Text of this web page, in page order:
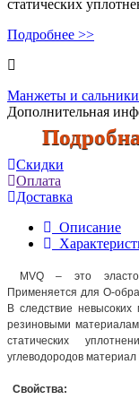
статических
Подробнее >>
Манжеты и
Дополнительная
Подробная
Скидки
Оплата
Доставка
Описание
MVQ – это
Применяется для О-
В следствие невысоких
резиновыми
статических
углеводородов
Свойства: